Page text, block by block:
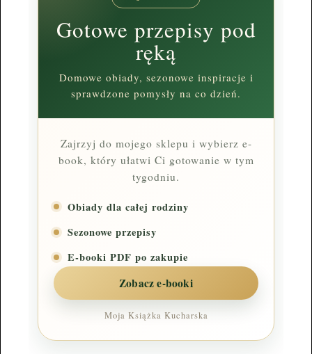
Gotowe przepisy pod
ręką
Domowe obiady, sezonowe inspiracje i
sprawdzone pomysły na co dzień.
Zajrzyj do mojego sklepu i wybierz e-
book, który ułatwi Ci gotowanie w tym
tygodniu.
Obiady dla całej rodziny
Sezonowe przepisy
E-booki PDF po zakupie
Zobacz e-booki
Moja Książka Kucharska